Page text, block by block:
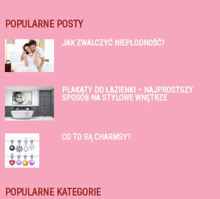
POPULARNE POSTY
JAK ZWALCZYĆ NIEPŁODNOŚĆ?
PLAKATY DO ŁAZIENKI – NAJPROSTSZY
SPOSÓB NA STYLOWE WNĘTRZE
CO TO SĄ CHARMSY?
POPULARNE KATEGORIE